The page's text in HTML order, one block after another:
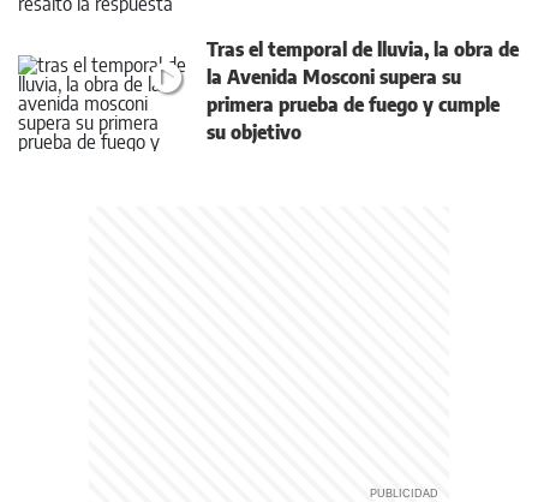
Tras el temporal de lluvia, la obra de
la Avenida Mosconi supera su
primera prueba de fuego y cumple
su objetivo